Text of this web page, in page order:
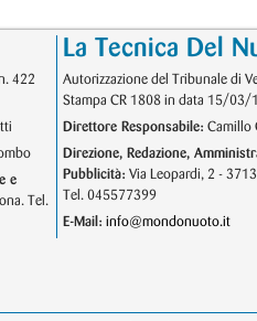
422
e
Tel.
La Tecnica Del
Autorizzazione del Tribunale di
Stampa CR 1808 in data 15/03/
Direttore Responsabile: Camillo
Direzione, Redazione,
Pubblicità: Via Leopardi, 2 -
Tel. 045577399
E-Mail: info@mondonuoto.it